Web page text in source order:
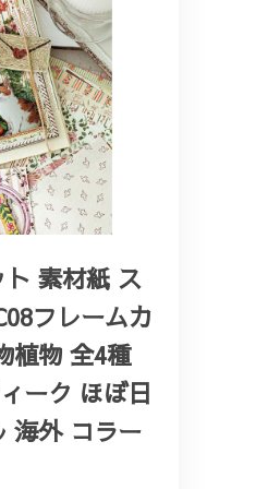
ト 素材紙 ス
フレームカ
植物 全4種
ーク ほぼ日
海外 コラー